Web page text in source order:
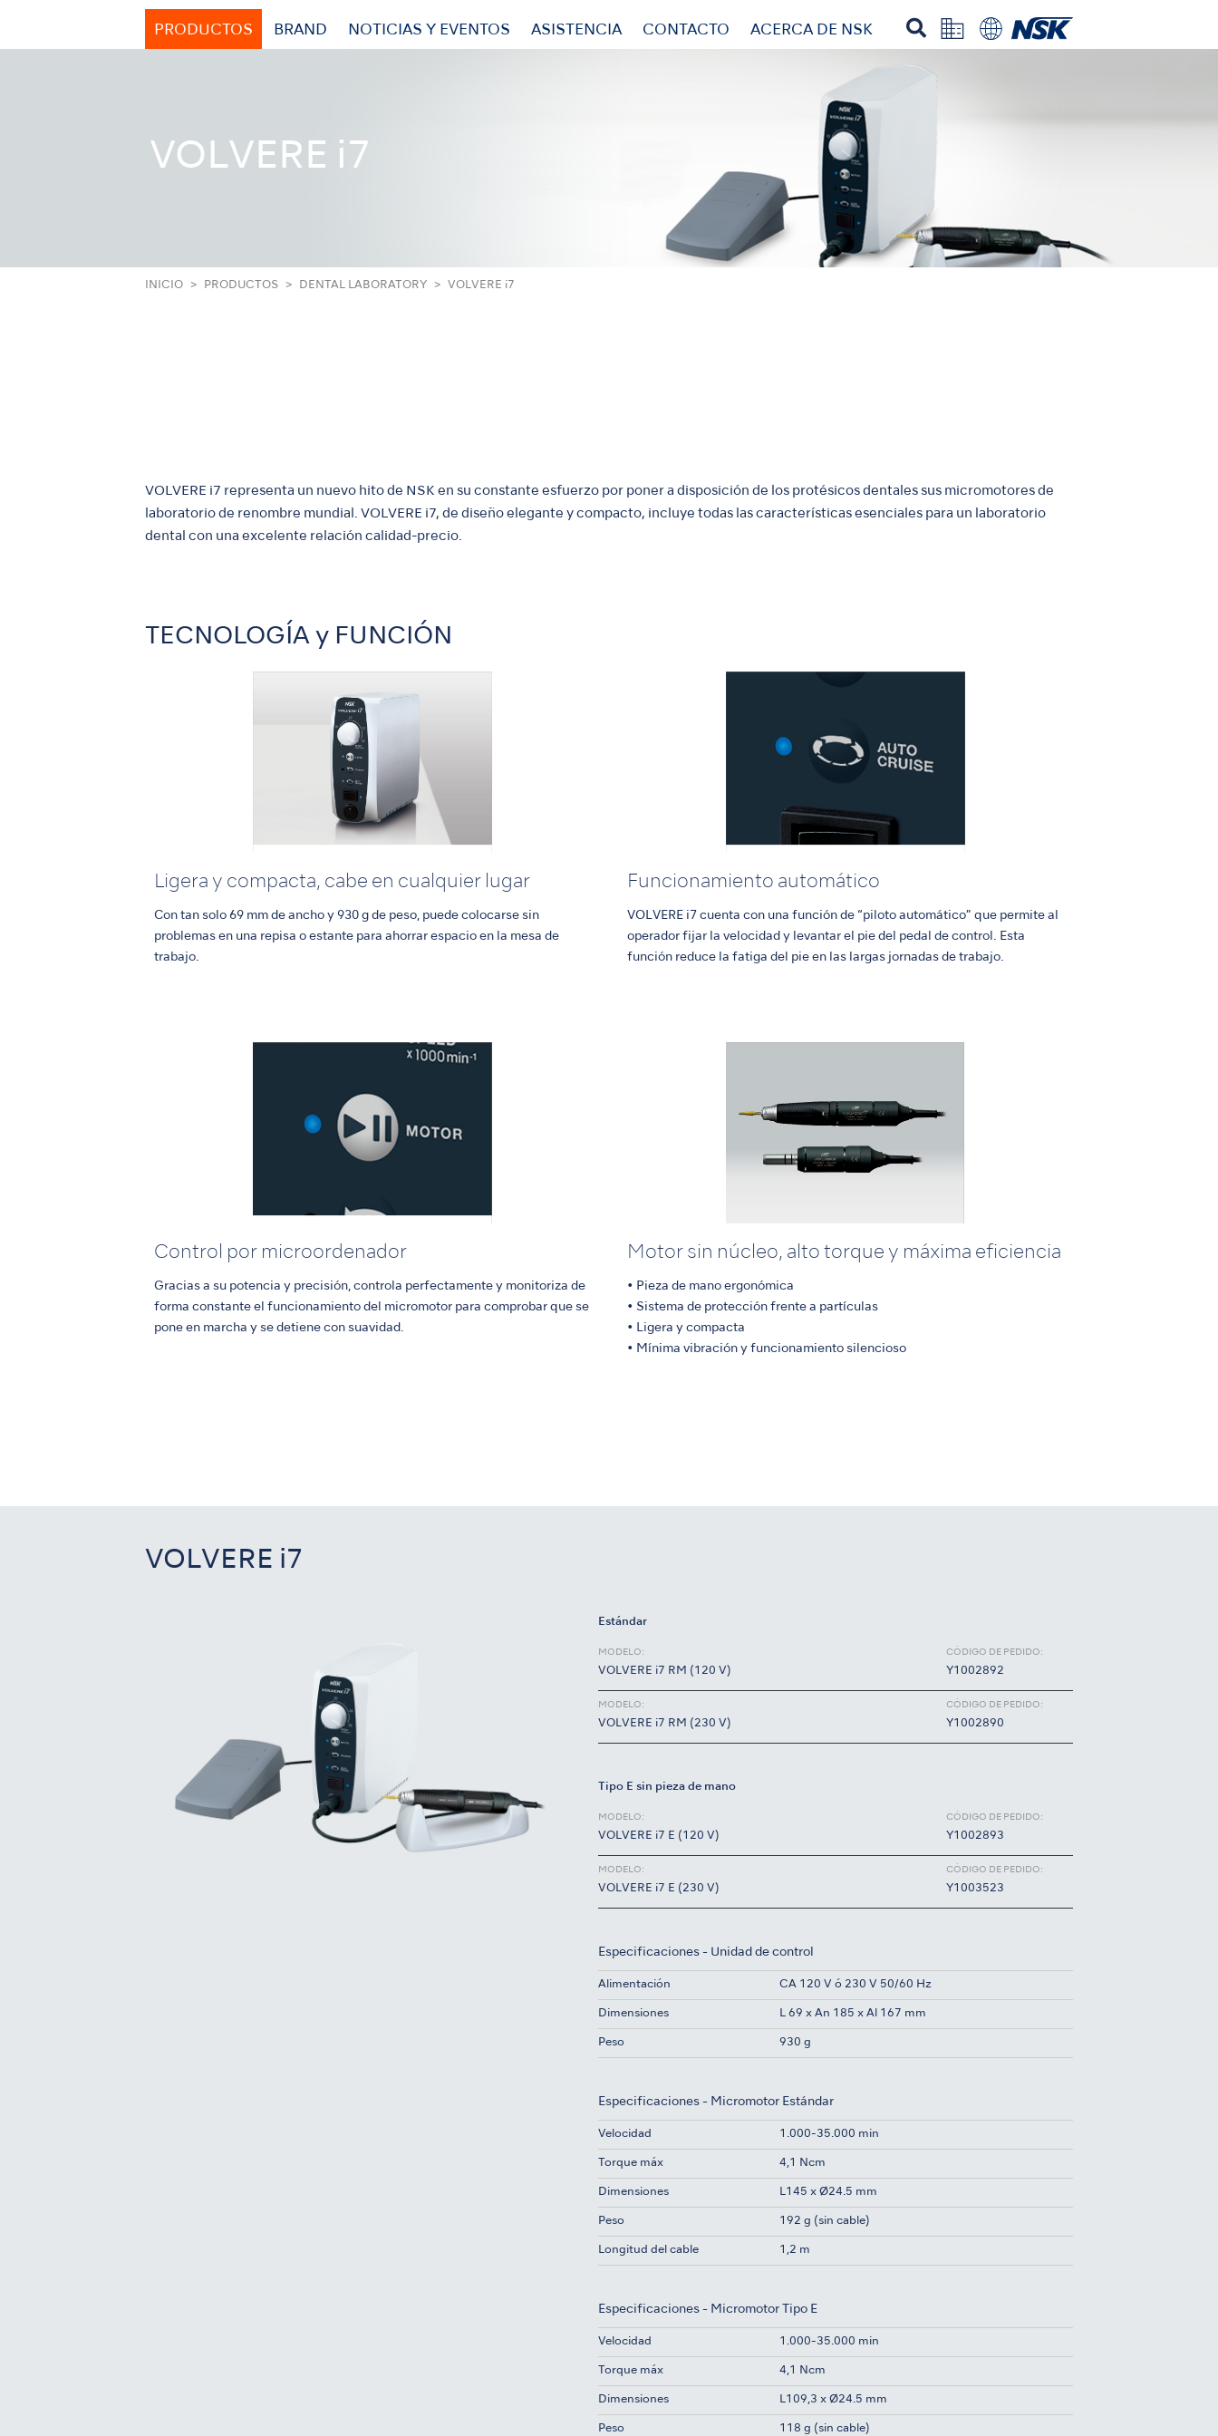
PRODUCTOS BRAND NOTICIAS Y EVENTOS ASISTENCIA CONTACTO ACERCA DE NSK
VOLVERE i7
INICIO PRODUCTOS DENTAL LABORATORY VOLVERE i7
VOLVERE i7 representa un nuevo hito de NSK en su constante esfuerzo por poner a disposición de los protésicos dentales sus micromotores de
laboratorio de renombre mundial. VOLVERE i7, de diseño elegante y compacto, incluye todas las características esenciales para un laboratorio
dental con una excelente relación calidad-precio.
TECNOLOGÍA y FUNCIÓN
Ligera y compacta, cabe en cualquier lugar
Con tan solo 69 mm de ancho y 930 g de peso, puede colocarse sin
problemas en una repisa o estante para ahorrar espacio en la mesa de
trabajo.
Funcionamiento automático
VOLVERE i7 cuenta con una función de “piloto automático” que permite al
operador fijar la velocidad y levantar el pie del pedal de control. Esta
función reduce la fatiga del pie en las largas jornadas de trabajo.
Control por microordenador
Gracias a su potencia y precisión, controla perfectamente y monitoriza de
forma constante el funcionamiento del micromotor para comprobar que se
pone en marcha y se detiene con suavidad.
Motor sin núcleo, alto torque y máxima eficiencia
• Pieza de mano ergonómica
• Sistema de protección frente a partículas
• Ligera y compacta
• Mínima vibración y funcionamiento silencioso
VOLVERE i7
Estándar
MODELO:
VOLVERE i7 RM (120 V)
CÓDIGO DE PEDIDO:
Y1002892
MODELO:
VOLVERE i7 RM (230 V)
CÓDIGO DE PEDIDO:
Y1002890
Tipo E sin pieza de mano
MODELO:
VOLVERE i7 E (120 V)
CÓDIGO DE PEDIDO:
Y1002893
MODELO:
VOLVERE i7 E (230 V)
CÓDIGO DE PEDIDO:
Y1003523
Especificaciones - Unidad de control
Alimentación CA 120 V ó 230 V 50/60 Hz
Dimensiones L 69 x An 185 x Al 167 mm
Peso 930 g
Especificaciones - Micromotor Estándar
Velocidad 1.000-35.000 min
Torque máx 4,1 Ncm
Dimensiones L145 x Ø24.5 mm
Peso 192 g (sin cable)
Longitud del cable 1,2 m
Especificaciones - Micromotor Tipo E
Velocidad 1.000-35.000 min
Torque máx 4,1 Ncm
Dimensiones L109,3 x Ø24.5 mm
Peso 118 g (sin cable)